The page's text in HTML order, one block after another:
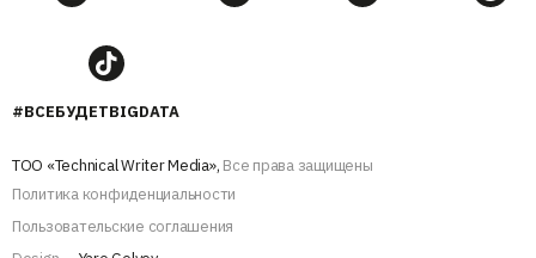
#ВСЕБУДЕТBIGDATA
ТОО «Technical Writer Media», Все права защищены
Политика конфиденциальности
Пользовательские соглашения